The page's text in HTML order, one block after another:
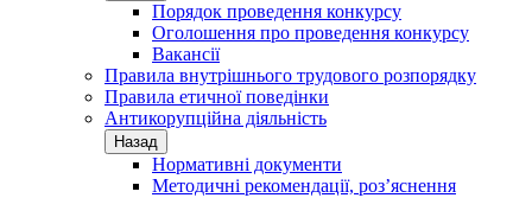
Порядок проведення конкурсу
Оголошення про проведення конкурсу
Вакансії
Правила внутрішнього трудового розпорядку
Правила етичної поведінки
Антикорупційна діяльність
Назад
Нормативні документи
Методичні рекомендації, роз’яснення